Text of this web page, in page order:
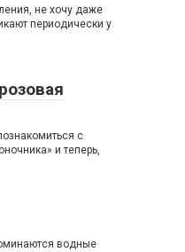
не хочу даже
периодически у
с
и теперь,
водные